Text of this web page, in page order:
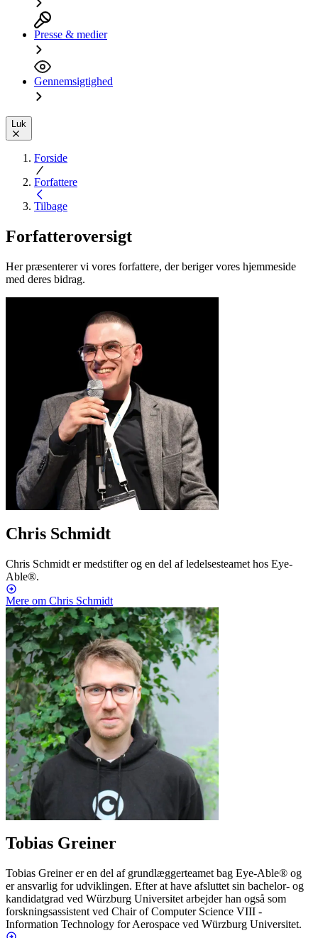
Presse & medier
Gennemsigtighed
Luk
Forside
Forfattere
Tilbage
Forfatteroversigt
Her præsenterer vi vores forfattere, der beriger vores hjemmeside
med deres bidrag.
Chris Schmidt
Chris Schmidt er medstifter og en del af ledelsesteamet hos Eye-
Able®.
Mere om Chris Schmidt
Tobias Greiner
Tobias Greiner er en del af grundlæggerteamet bag Eye-Able® og
er ansvarlig for udviklingen. Efter at have afsluttet sin bachelor- og
kandidatgrad ved Würzburg Universitet arbejder han også som
forskningsassistent ved Chair of Computer Science VIII -
Information Technology for Aerospace ved Würzburg Universitet.